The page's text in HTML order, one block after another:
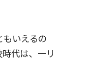
いえるの
代は、一リ